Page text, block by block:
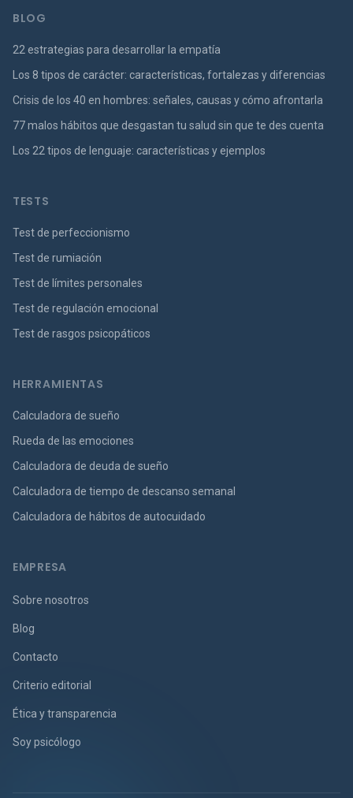
BLOG
22 estrategias para desarrollar la empatía
Los 8 tipos de carácter: características, fortalezas y diferencias
Crisis de los 40 en hombres: señales, causas y cómo afrontarla
77 malos hábitos que desgastan tu salud sin que te des cuenta
Los 22 tipos de lenguaje: características y ejemplos
TESTS
Test de perfeccionismo
Test de rumiación
Test de límites personales
Test de regulación emocional
Test de rasgos psicopáticos
HERRAMIENTAS
Calculadora de sueño
Rueda de las emociones
Calculadora de deuda de sueño
Calculadora de tiempo de descanso semanal
Calculadora de hábitos de autocuidado
EMPRESA
Sobre nosotros
Blog
Contacto
Criterio editorial
Ética y transparencia
Soy psicólogo